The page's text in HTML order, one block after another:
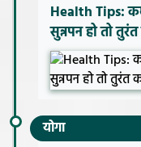
Health Tips:
सुन्नपन हो तो
योगा